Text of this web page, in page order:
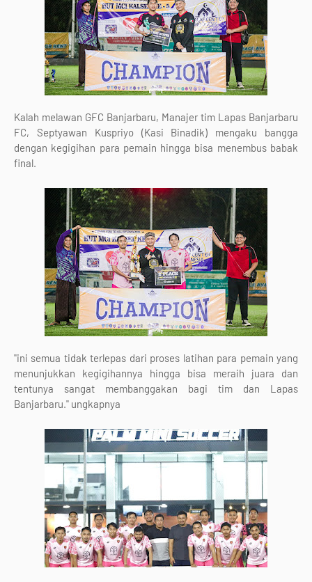
Kalah melawan GFC Banjarbaru, Manajer tim Lapas Banjarbaru
FC, Septyawan Kuspriyo (Kasi Binadik) mengaku bangga
dengan kegigihan para pemain hingga bisa menembus babak
final.
"ini semua tidak terlepas dari proses latihan para pemain yang
menunjukkan kegigihannya hingga bisa meraih juara dan
tentunya sangat membanggakan bagi tim dan Lapas
Banjarbaru." ungkapnya